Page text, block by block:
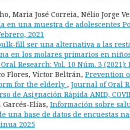
Maria José Correia, Nélio Jorge
en una muestra de adolescentes
2021
fill ser una alternativa a las
en los molares primarios en
Research: Vol. 10 Núm. 3 (2021):
Flores, Víctor Beltrán, Prevention
for the elderly , Journal of Oral
de Asignación Rápida ANID,
Elías, Información sobre
una base de datos de encuestas
2025